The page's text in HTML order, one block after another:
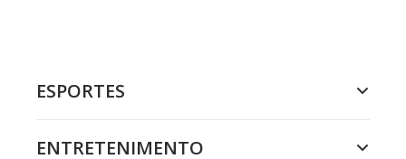
ESPORTES
ENTRETENIMENTO